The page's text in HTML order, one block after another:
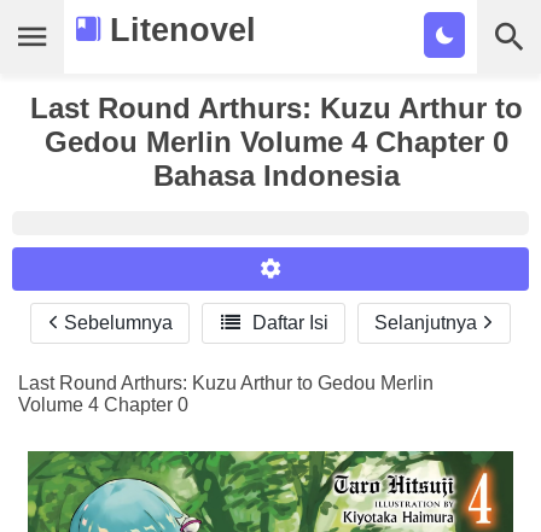
Litenovel
Daftar Novel
Tamat
Bookmark
Last Round Arthurs: Kuzu Arthur to
Gedou Merlin Volume 4 Chapter 0
Bahasa Indonesia
Reader Settings
Font :
Titillium Web
Size :
A-
16 A+
Sebelumnya  Daftar Isi Selanjutnya
Last Round Arthurs: Kuzu Arthur to Gedou Merlin
Volume 4 Chapter 0